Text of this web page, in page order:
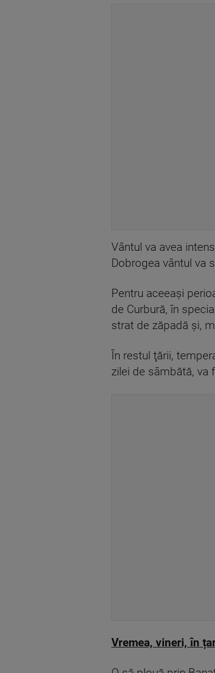
Vântul va avea
Dobrogea vântul va
Pentru aceeaşi
de Curbură, în
strat de zăpadă şi,
În restul ţării,
zilei de sâmbătă, va
Vremea, vineri, în